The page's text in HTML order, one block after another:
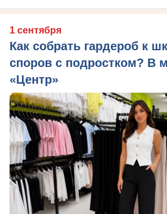
1 сентября
Как собрать гардероб к
споров с подростком? В
«Центр»